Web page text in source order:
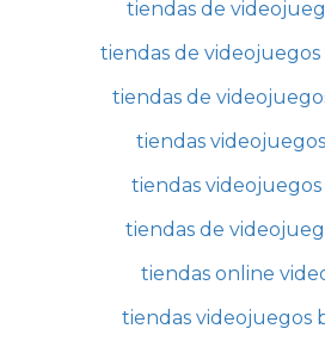
tiendas de
tiendas de
tiendas de
tiendas
tiendas videojuegos
tiendas de
tiendas online
tiendas videojuegos